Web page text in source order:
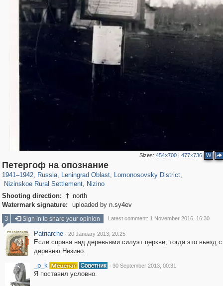
Sizes:454×700 |477×736 W
Петергоф на опознание
1941–1942, Russia
1,406,257 29,243
, Leningrad Oblast
38,918 592
, Lomonosovsky District,
Nizinskoe Rural Settlement
43
, Nizino
2
Shooting direction:  north
Watermark signature:
uploaded by n.sy4ev
3
Sign in to share your opinion Latest comment: 1 November 2016, 16:30
Patriarche · 20 January 2013, 20:25
Если справа над деревьями силуэт церкви, тогда это вьезд
деревню Низино.
_p_k
· 30 September 2013, 00:31
Я поставил условно.